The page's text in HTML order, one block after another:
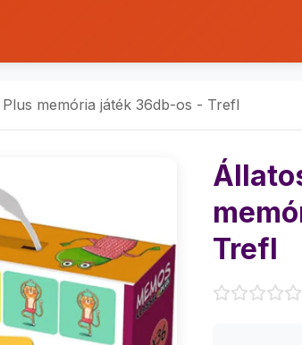
memória játék 36db-os - Trefl
Trefl